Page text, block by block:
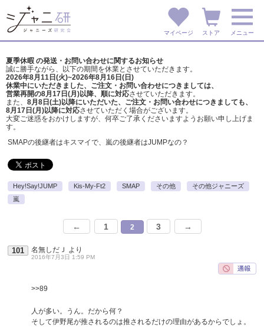
マイページ ストア メニュー
夏季休暇 の発送・お問い合わせに関するお知らせ
誠に勝手ながら、以下の期間を休業とさせていただきます。
2026年8月11日(火)~2026年8月16日(日)
休業中にいただきました、ご注文・お問い合わせにつきましては、
営業再開の8月17日(月)以降、順に対応させていただきます。
また、 8月8日(土)以降にいただいた、ご注文・ お問い合わせにつきましても、
8月17日(月)以降に対応させていただく場合がございます。
大変ご迷惑をおかけしますが、 何卒ご了承くださいますようお願い申し上げま
す。
SMAPの後継者はキスマイで、嵐の後継者はJUMPなの？
Hey!Say!JUMP Kis-My-Ft2 SMAP その他
その他ジャニーズ
嵐
← 1 2 3 →
101 名無しだＪ より
2016年7月3日 1:59 PM
>>89
人が多い。うん。だから何？
そして伊野尾が推されるのは推されるだけの理由があるからでしょ。